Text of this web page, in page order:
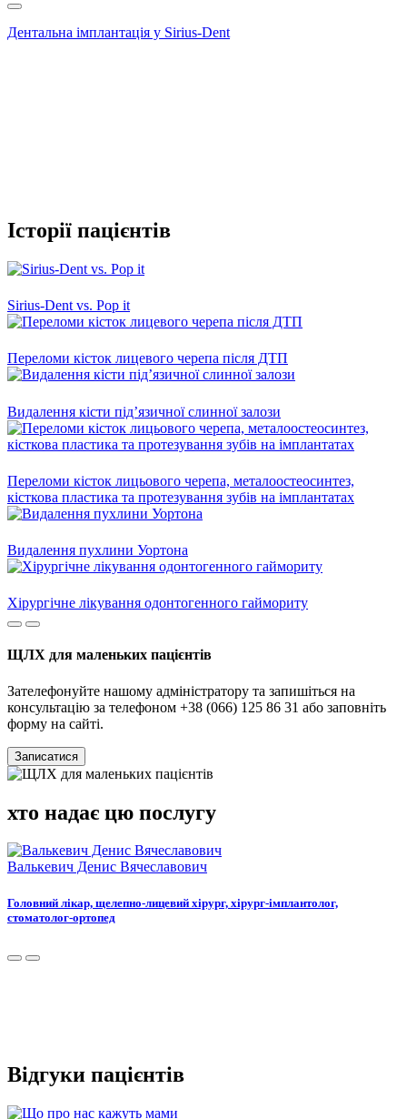
Дентальна імплантація у Sirius-Dent
Історії пацієнтів
Sirius-Dent vs. Pop it
Переломи кісток лицевого черепа після ДТП
Видалення кісти під’язичної слинної залози
Переломи кісток лицьового черепа, металоостеосинтез,
кісткова пластика та протезування зубів на імплантатах
Видалення пухлини Уортона
Хірургічне лікування одонтогенного гаймориту
ЩЛХ для маленьких пацієнтів
Зателефонуйте нашому адміністратору та запишіться на
консультацію за телефоном +38 (066) 125 86 31 або заповніть
форму на сайті.
Записатися
хто надає цю послугу
Валькевич Денис Вячеславович
Головний лікар, щелепно-лицевий хірург, хірург-імплантолог,
стоматолог-ортопед
Відгуки пацієнтів